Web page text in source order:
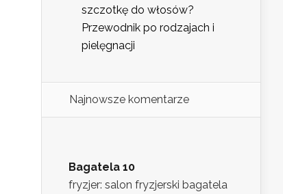
szczotkę do włosów?
Przewodnik po rodzajach i
pielęgnacji
Najnowsze komentarze
Bagatela 10
fryzjer: salon fryzjerski bagatela